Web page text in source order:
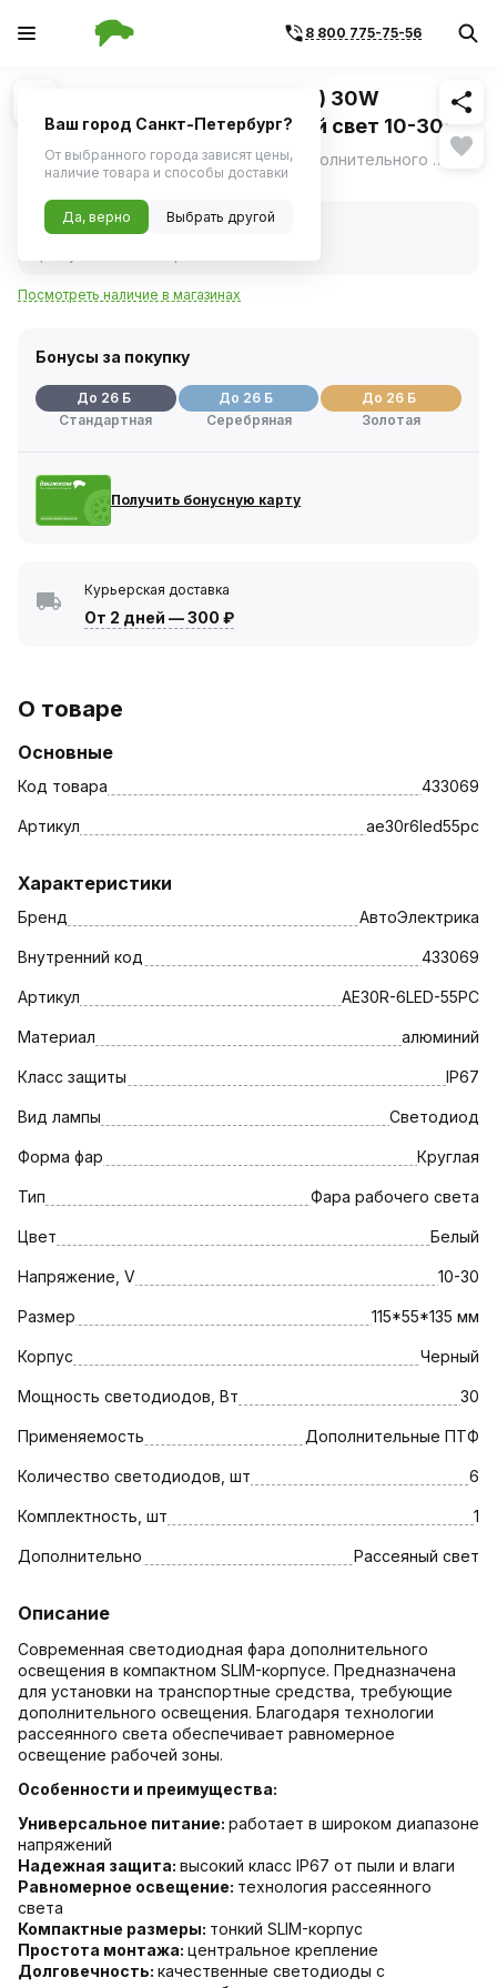
8 800 775-75-56
1/4 Похожие
Фара светодиодная (круглая) 30W
115*55*135 6 LED рассеянный свет 10-30V
(АвтоЭлектрика)
Современная светодиодная фара дополнительного освещения в компактном SLIM-корпусе. ещё
Нет в наличии
Нет в наличии
Посмотреть наличие в магазинах
Бонусы за покупку
До 26 Б
Стандартная
До 26 Б
Серебряная
До 26 Б
Золотая
Получить бонусную карту
Курьерская доставка
От 2 дней —300 ₽
О товаре
Основные
Код товара 433069
Артикул ae30r6led55pc
Характеристики
Бренд АвтоЭлектрика
Внутренний код 433069
Артикул AE30R-6LED-55PC
Материал алюминий
Класс защиты IP67
Вид лампы Светодиод
Форма фар Круглая
Тип Фара рабочего света
Цвет Белый
Напряжение, V 10-30
Размер 115*55*135 мм
Корпус Черный
Мощность светодиодов, Вт 30
Применяемость Дополнительные ПТФ
Количество светодиодов, шт 6
Комплектность, шт 1
Дополнительно Рассеяный свет
Описание
Современная светодиодная фара дополнительного
освещения в компактном SLIM-корпусе. Предназначена
для установки на транспортные средства, требующие
дополнительного освещения. Благодаря технологии
рассеянного света обеспечивает равномерное
освещение рабочей зоны.
Особенности и преимущества:
Универсальное питание: работает в широком диапазоне
напряжений
Надежная защита: высокий класс IP67 от пыли и влаги
Равномерное освещение: технология рассеянного
света
Компактные размеры: тонкий SLIM-корпус
Простота монтажа: центральное крепление
Долговечность: качественные светодиоды с
Ваш город Санкт-Петербург?
От выбранного города зависят цены,
наличие товара и способы доставки
Да, верно Выбрать другой